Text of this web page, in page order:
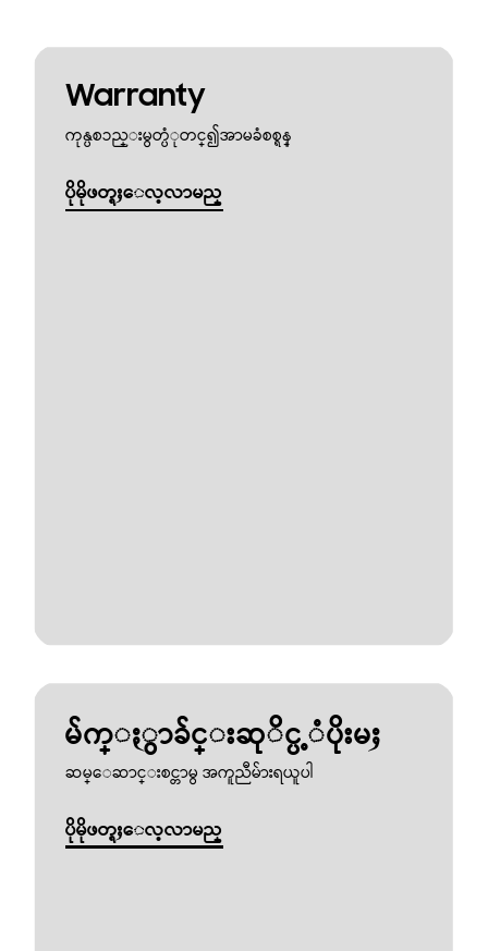
Warranty
ကုန္ပစၥည္းမွတ္ပံုတင္၍အာမခံစစ္ရန္
ပိုမိုဖတ္ရႈေလ့လာမည္
မ်က္ႏွာခ်င္းဆုိင္ပ့ံပိုးမႈ
ဆမ္ေဆာင္းစင္တာမွ အကူညီမ်ားရယူပါ
ပိုမိုဖတ္ရႈေလ့လာမည္